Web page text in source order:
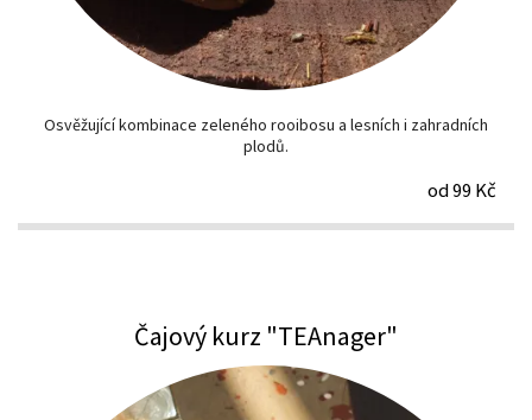
Osvěžující kombinace zeleného rooibosu a lesních i zahradních
plodů.
od 99 Kč
Čajový kurz "TEAnager"